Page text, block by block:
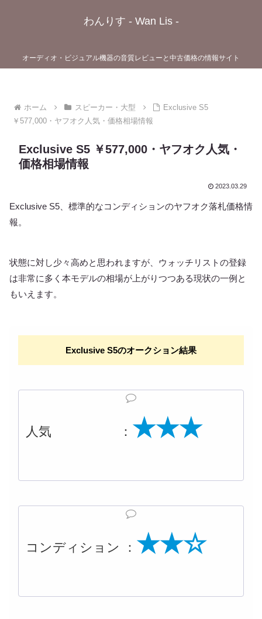
わんりす - Wan Lis -
オーディオ・ビジュアル機器の音質レビューと中古価格の情報サイト
ホーム スピーカー・大型
Exclusive S5
￥577,000・ヤフオク人気・価格相場情報
Exclusive S5 ￥577,000・ヤフオク人気・
価格相場情報
2023.03.29
Exclusive S5、標準的なコンディションのヤフオク落札価格情
報。
状態に対し少々高めと思われますが、ウォッチリストの登録
は非常に多く本モデルの相場が上がりつつある現状の一例と
もいえます。
Exclusive S5のオークション結果
人気 ： ★★★
コンディション ： ★★☆